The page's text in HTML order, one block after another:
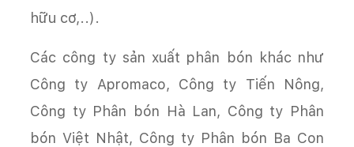
hữu cơ,..).
Các công ty sản xuất phân bón khác như
Công ty Apromaco, Công ty Tiến Nông,
Công ty Phân bón Hà Lan, Công ty Phân
bón Việt Nhật, Công ty Phân bón Ba Con